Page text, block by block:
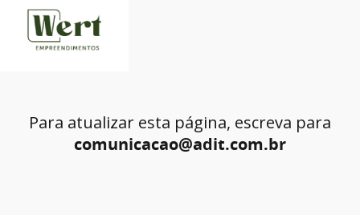
Para atualizar esta página, escreva para
comunicacao@adit.com.br